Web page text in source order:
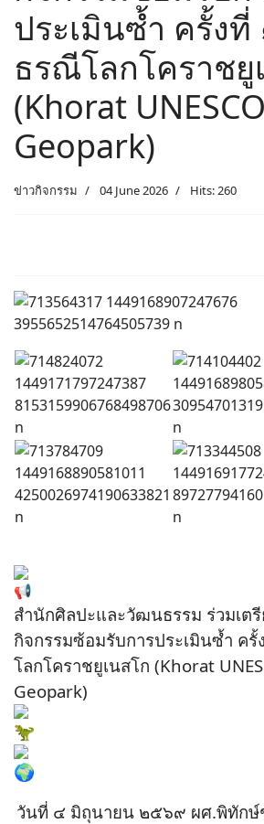
ประเมินซ้ำ ครั้ง
ธรณีโลกโคราชยู
(Khorat
Geopark)
ข่าวกิจกรรม 04 June 2026 Hits: 260
สำนักศิลปะและวัฒนธรรม ร่วมเต
กิจกรรมซ้อมรับการประเมินซ้ำ ค
โลกโคราชยูเนสโก (Khorat
Geopark)
วันที่ ๔ มิถุนายน ๒๕๖๙ ผศ.พิทักษ์